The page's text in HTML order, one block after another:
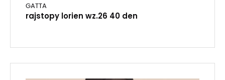
GATTA
rajstopy lorien wz.26 40 den